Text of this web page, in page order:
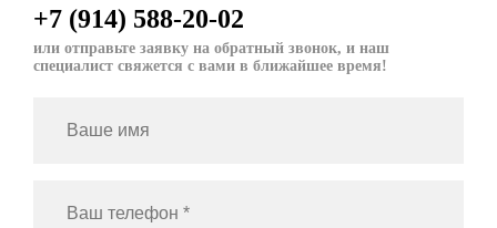
+7 (914) 588-20-02
или отправьте заявку на обратный звонок, и наш
специалист свяжется с вами в ближайшее время!